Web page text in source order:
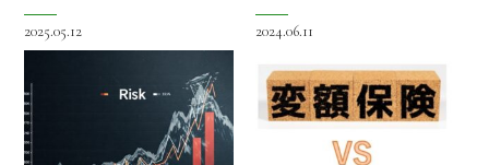
2025.05.12 2024.06.11